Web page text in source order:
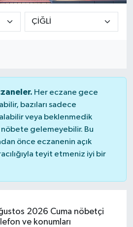
Her eczane gece
bazıları sadece
veya beklenmedik
gelemeyebilir. Bu
önce eczanenin açık
teyit etmeniz iyi bir
2026 Cuma nöbetçi
ve konumları